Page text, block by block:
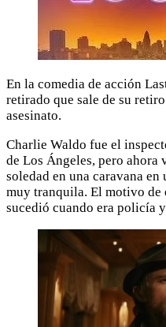
En la comedia de acción
retirado que sale de su
asesinato.
Charlie Waldo fue el
de Los Ángeles, pero ahora
soledad en una caravana
muy tranquila. El motivo de
sucedió cuando era policía